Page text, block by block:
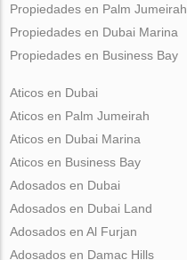
Propiedades en Palm Jumeirah
Propiedades en Dubai Marina
Propiedades en Business Bay
Aticos en Dubai
Aticos en Palm Jumeirah
Aticos en Dubai Marina
Aticos en Business Bay
Adosados en Dubai
Adosados en Dubai Land
Adosados en Al Furjan
Adosados en Damac Hills